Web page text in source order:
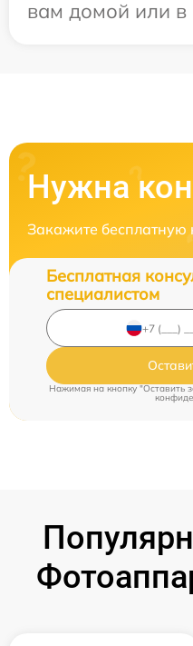
вам домой или в
Нужна
Закажите бесплатную
Бесплатная
специалистом
Нажимая на кнопку "Оставить